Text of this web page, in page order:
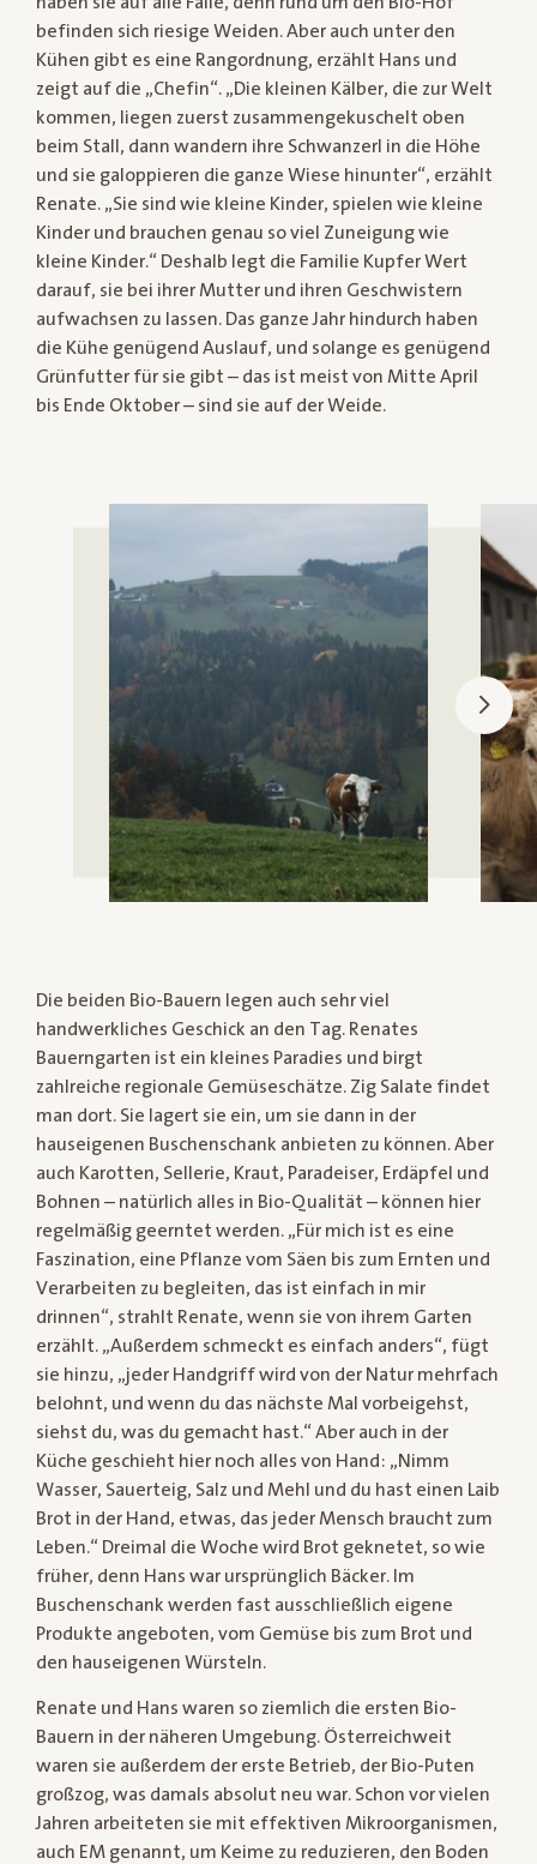
befinden sich riesige Weiden. Aber auch unter den
Kühen gibt es eine Rangordnung, erzählt Hans und
zeigt auf die „Chefin“. „Die kleinen Kälber, die zur Welt
kommen, liegen zuerst zusammengekuschelt oben
beim Stall, dann wandern ihre Schwanzerl in die Höhe
und sie galoppieren die ganze Wiese hinunter“, erzählt
Renate. „Sie sind wie kleine Kinder, spielen wie kleine
Kinder und brauchen genau so viel Zuneigung wie
kleine Kinder.“ Deshalb legt die Familie Kupfer Wert
darauf, sie bei ihrer Mutter und ihren Geschwistern
aufwachsen zu lassen. Das ganze Jahr hindurch haben
die Kühe genügend Auslauf, und solange es genügend
Grünfutter für sie gibt – das ist meist von Mitte April
bis Ende Oktober – sind sie auf der Weide.
Die beiden Bio-Bauern legen auch sehr viel
handwerkliches Geschick an den Tag. Renates
Bauerngarten ist ein kleines Paradies und birgt
zahlreiche regionale Gemüseschätze. Zig Salate findet
man dort. Sie lagert sie ein, um sie dann in der
hauseigenen Buschenschank anbieten zu können. Aber
auch Karotten, Sellerie, Kraut, Paradeiser, Erdäpfel und
Bohnen – natürlich alles in Bio-Qualität – können hier
regelmäßig geerntet werden. „Für mich ist es eine
Faszination, eine Pflanze vom Säen bis zum Ernten und
Verarbeiten zu begleiten, das ist einfach in mir
drinnen“, strahlt Renate, wenn sie von ihrem Garten
erzählt. „Außerdem schmeckt es einfach anders“, fügt
sie hinzu, „jeder Handgriff wird von der Natur mehrfach
belohnt, und wenn du das nächste Mal vorbeigehst,
siehst du, was du gemacht hast.“ Aber auch in der
Küche geschieht hier noch alles von Hand: „Nimm
Wasser, Sauerteig, Salz und Mehl und du hast einen Laib
Brot in der Hand, etwas, das jeder Mensch braucht zum
Leben.“ Dreimal die Woche wird Brot geknetet, so wie
früher, denn Hans war ursprünglich Bäcker. Im
Buschenschank werden fast ausschließlich eigene
Produkte angeboten, vom Gemüse bis zum Brot und
den hauseigenen Würsteln.
Renate und Hans waren so ziemlich die ersten Bio-
Bauern in der näheren Umgebung. Österreichweit
waren sie außerdem der erste Betrieb, der Bio-Puten
großzog, was damals absolut neu war. Schon vor vielen
Jahren arbeiteten sie mit effektiven Mikroorganismen,
auch EM genannt, um Keime zu reduzieren, den Boden